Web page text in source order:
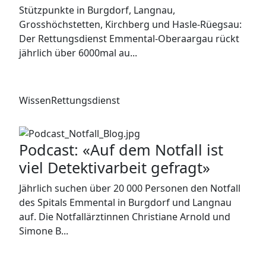
Stützpunkte in Burgdorf, Langnau,
Grosshöchstetten, Kirchberg und Hasle-Rüegsau:
Der Rettungsdienst Emmental-Oberaargau rückt
jährlich über 6000mal au...
WissenRettungsdienst
Podcast: «Auf dem Notfall ist
viel Detektivarbeit gefragt»
Jährlich suchen über 20 000 Personen den Notfall
des Spitals Emmental in Burgdorf und Langnau
auf. Die Notfallärztinnen Christiane Arnold und
Simone B...